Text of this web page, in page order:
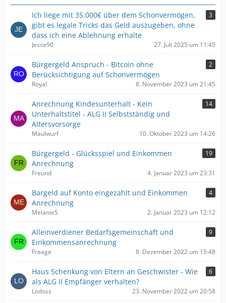
Ich liege mit 35.000€ über dem Schonvermögen,
gibt es legale Tricks das Geld auszugeben, ohne
dass ich eine Ablehnung erhalte
3
Jesse90 27. Juli 2025 um 11:45
Bürgergeld Anspruch - Bitcoin ohne
Berücksichtigung auf Schonvermögen
2
Royal 8. November 2023 um 21:45
Anrechnung Kindesunterhalt - Kein
Unterhaltstitel - ALG II Selbstständig und
Altersvorsorge
14
Maulwurf 10. Oktober 2023 um 14:26
Bürgergeld - Glücksspiel und Einkommen
Anrechnung
19
Freund 4. Januar 2023 um 23:31
Bargeld auf Konto eingezahlt und Einkommen
Anrechnung
4
MelanieS 2. Januar 2023 um 12:12
Alleinverdiener Bedarfsgemeinschaft und
Einkommensanrechnung
9
Fraage 8. Dezember 2022 um 15:48
Haus Schenkung von Eltern an Geschwister - Wie
als ALG II Empfänger verhalten?
6
Lodoss 23. November 2022 um 20:58